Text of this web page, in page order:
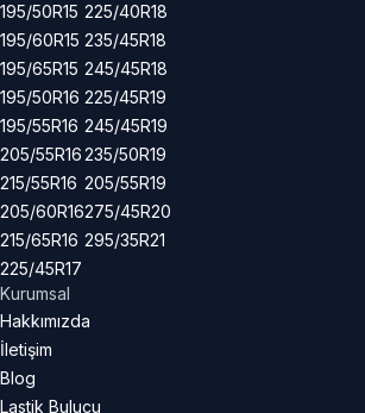
195/50R15
195/60R15
195/65R15
195/50R16
195/55R16
205/55R16
215/55R16
205/60R16
215/65R16
225/45R17
225/40R18
235/45R18
245/45R18
225/45R19
245/45R19
235/50R19
205/55R19
275/45R20
295/35R21
Kurumsal
Hakkımızda
İletişim
Blog
Lastik Bulucu